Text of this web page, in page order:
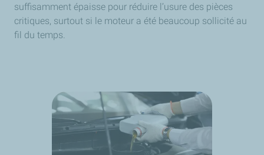
suffisamment épaisse pour réduire l’usure des pièces
critiques, surtout si le moteur a été beaucoup sollicité au
fil du temps.